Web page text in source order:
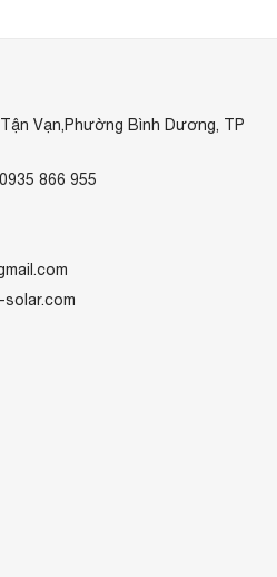
Vạn,Phường Bình Dương, TP
866 955